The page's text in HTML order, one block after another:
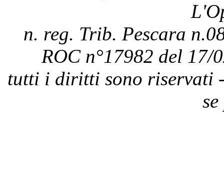
n. reg. Trib. Pescara
ROC n°17982 del 17/
tutti i diritti sono riservati